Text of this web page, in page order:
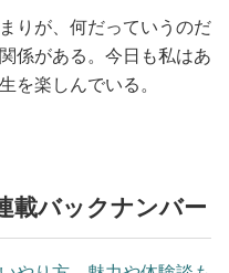
りが、何だっていうのだ
係がある。今日も私はあ
を楽しんでいる。
載バックナンバー